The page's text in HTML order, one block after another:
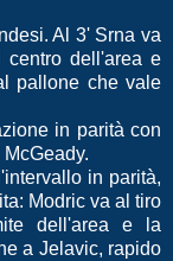
Al 3' Srna va
centro dell'area e
pallone che vale
in parità con
in parità,
Modric va al tiro
dell'area e la
a Jelavic, rapido